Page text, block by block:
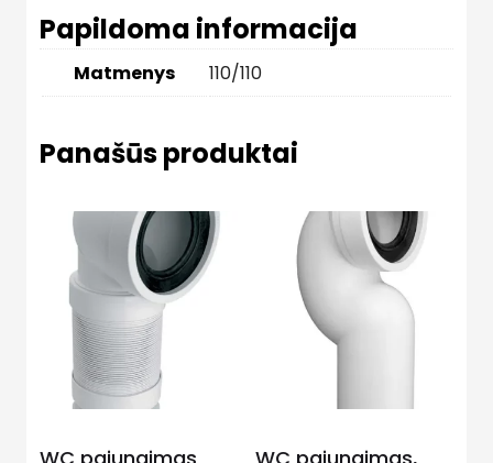
Papildoma informacija
Matmenys 110/110
Panašūs produktai